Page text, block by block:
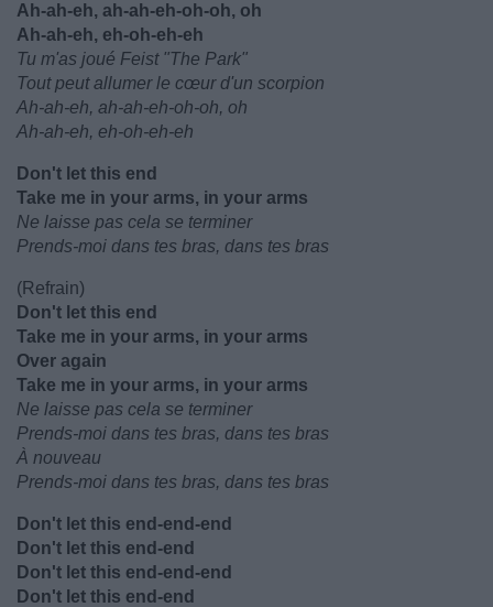
Ah-ah-eh, ah-ah-eh-oh-oh, oh
Ah-ah-eh, eh-oh-eh-eh
Tu m'as joué Feist "The Park"
Tout peut allumer le cœur d'un scorpion
Ah-ah-eh, ah-ah-eh-oh-oh, oh
Ah-ah-eh, eh-oh-eh-eh
Don't let this end
Take me in your arms, in your arms
Ne laisse pas cela se terminer
Prends-moi dans tes bras, dans tes bras
(Refrain)
Don't let this end
Take me in your arms, in your arms
Over again
Take me in your arms, in your arms
Ne laisse pas cela se terminer
Prends-moi dans tes bras, dans tes bras
À nouveau
Prends-moi dans tes bras, dans tes bras
Don't let this end-end-end
Don't let this end-end
Don't let this end-end-end
Don't let this end-end